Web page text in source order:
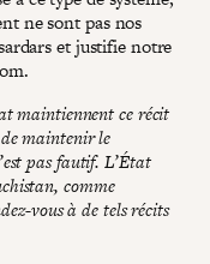
ne sont pas nos
et justifie notre
maintiennent ce récit
de maintenir le
pas fautif. L’État
comme
vous à de tels récits